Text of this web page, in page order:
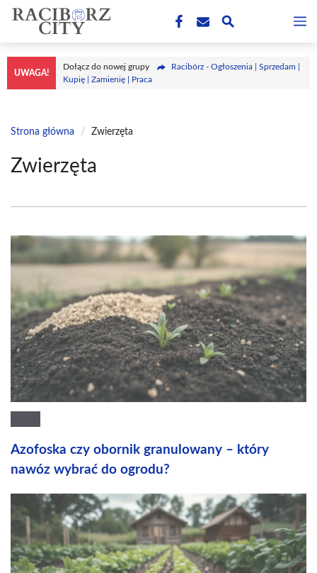
Przejdź
treści
UWAGA!
Dołącz do nowej grupy
Racibórz - Ogłoszenia | Sprzedam |
Kupię | Zamienię | Praca
Strona główna / Zwierzęta
Zwierzęta
Azofoska czy obornik granulowany – który
nawóz wybrać do ogrodu?